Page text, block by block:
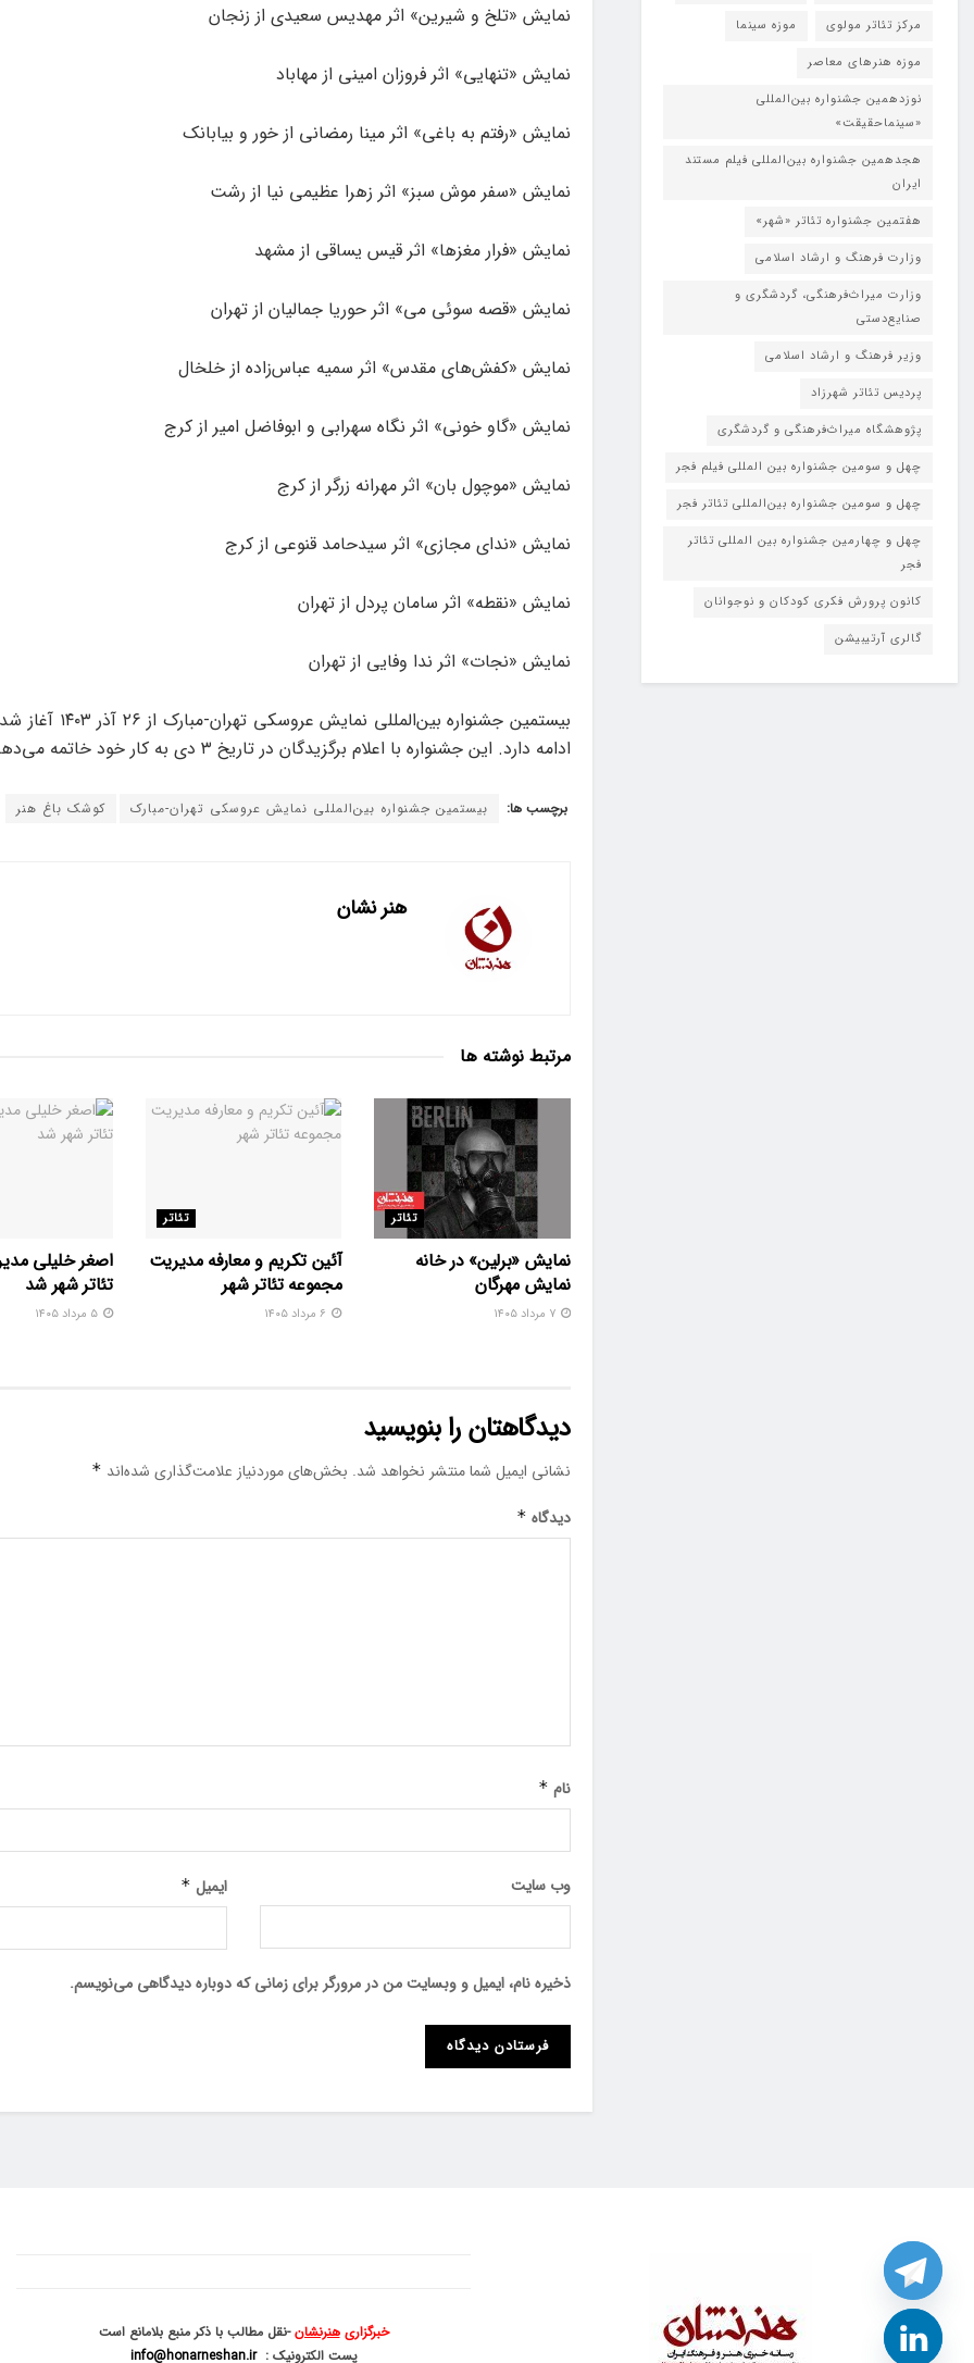
نمایش «تلخ و شیرین» اثر مهدیس سعیدی از زنجان
نمایش «تنهایی» اثر فروزان امینی از مهاباد
نمایش «رفتم به باغی» اثر مینا رمضانی از خور و بیابانک
نمایش «سفر موش سبز» اثر زهرا عظیمی نیا از رشت
نمایش «فرار مغزها» اثر قیس یساقی از مشهد
نمایش «قصه سوئی می» اثر حوریا جمالیان از تهران
نمایش «کفش‌های مقدس» اثر سمیه عباس‌زاده از خلخال
نمایش «گاو خونی» اثر نگاه سهرابی و ابوفاضل امیر از کرج
نمایش «موچول بان» اثر مهرانه زرگر از کرج
نمایش «ندای مجازی» اثر سیدحامد قنوعی از کرج
نمایش «نقطه» اثر سامان پردل از تهران
نمایش «نجات» اثر ندا وفایی از تهران
ادامه دارد. این جشنواره با اعلام برگزیدگان در تاریخ ۳ دی به کار خود خاتمه می‌دهد.
برچسب ها: بیستمین جشنواره بین‌المللی نمایش عروسکی تهران-مبارک کوشک باغ هنر
هنر نشان
مرتبط نوشته ها
تئاتر
نمایش «برلین» در خانه
نمایش مهرگان
تئاتر
آئین تکریم و معارفه مدیریت
مجموعه تئاتر شهر
اصغر خلیلی
تئاتر شهر شد
۵ مرداد ۱۴۰۵
دیدگاهتان را بنویسید
نشانی ایمیل شما منتشر نخواهد شد. بخش‌های موردنیاز علامت‌گذاری شده‌اند *
دیدگاه *
نام *
ایمیل * وب‌ سایت
ذخیره نام، ایمیل و وبسایت من در مرورگر برای زمانی که دوباره دیدگاهی می‌نویسم.
مرکز تئاتر مولوی
موزه سینما
موزه هنرهای معاصر
نوزدهمین جشنواره بین‌المللی
«سینماحقیقت»
هجدهمین جشنواره بین‌المللی فیلم مستند
ایران
هفتمین جشنواره تئاتر «شهر»
وزارت فرهنگ و ارشاد اسلامی
وزارت میراث‌فرهنگی، گردشگری و
صنایع‌دستی
وزیر فرهنگ و ارشاد اسلامی
پردیس تئاتر شهرزاد
پژوهشگاه میراث‌فرهنگی و گردشگری
چهل و سومین جشنواره بین المللی فیلم فجر
چهل و سومین جشنواره بین‌المللی تئاتر فجر
چهل و چهارمین جشنواره بین المللی تئاتر
فجر
کانون پرورش فکری کودکان و نوجوانان
گالری آرتیبیشن
خبرگزاریهنرنشان-نقل مطالب با ذکر منبع بلامانع است
پست الکترونیک :info@honarneshan.ir